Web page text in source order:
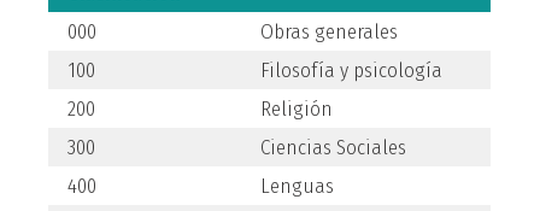
000
Obras generales
100
Filosofía y psicología
200
Religión
300
Ciencias Sociales
400
Lenguas